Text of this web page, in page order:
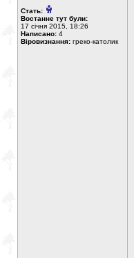
Стать:
Востаннє тут були:
17 січня 2015, 18:26
Написано: 4
Віровизнання: греко-католик